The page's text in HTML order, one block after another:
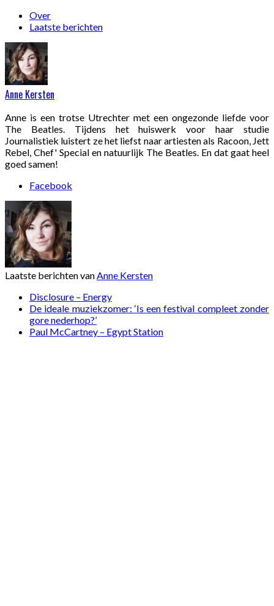
Over
Laatste berichten
Anne Kersten
Anne is een trotse Utrechter met een ongezonde liefde voor
The Beatles. Tijdens het huiswerk voor haar studie
Journalistiek luistert ze het liefst naar artiesten als Racoon, Jett
Rebel, Chef' Special en natuurlijk The Beatles. En dat gaat heel
goed samen!
Facebook
Laatste berichten vanAnne Kersten
Disclosure – Energy
De ideale muziekzomer: ‘Is een festival compleet zonder
gore nederhop?’
Paul McCartney – Egypt Station